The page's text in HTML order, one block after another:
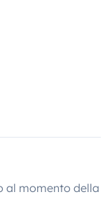
al momento della